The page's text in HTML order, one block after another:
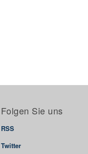
Folgen Sie uns
RSS
Twitter